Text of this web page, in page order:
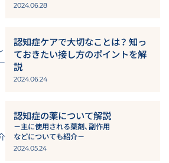
2024.06.28
認知症ケアで大切なことは？ 知っ
ておきたい接し方のポイントを解
説
2024.06.24
認知症の薬について解説
－主に使用される薬剤、副作用
などについても紹介－
2024.05.24